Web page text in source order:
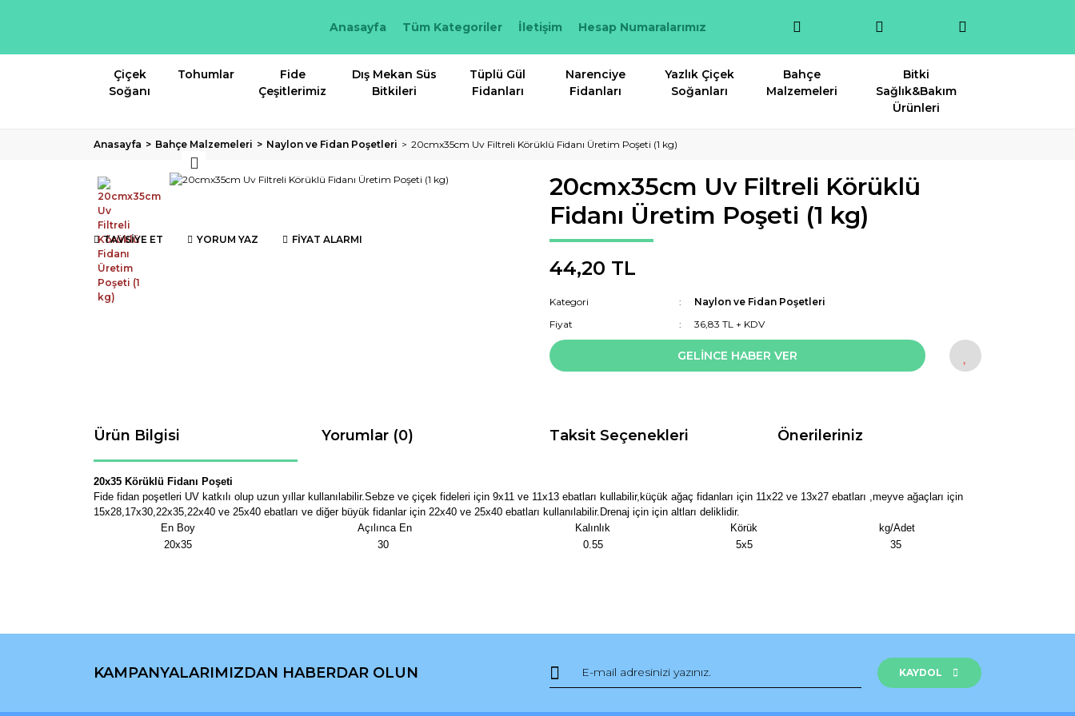
Anasayfa Tüm Kategoriler İletişim Hesap Numaralarımız
Çiçek
Soğanı
Tohumlar
Fide
Çeşitlerimiz
Dış Mekan Süs
Bitkileri
Tüplü Gül
Fidanları
Narenciye
Fidanları
Yazlık Çiçek
Soğanları
Bahçe
Malzemeleri
Bitki
Sağlık&Bakım
Ürünleri
Anasayfa Bahçe Malzemeleri Naylon ve Fidan Poşetleri 20cmx35cm Uv Filtreli Körüklü Fidanı Üretim Poşeti (1 kg)
TAVSİYE ET YORUM YAZ FİYAT ALARMI
20cmx35cm Uv Filtreli Körüklü
Fidanı Üretim Poşeti (1 kg)
44,20 TL
Kategori
Naylon ve Fidan Poşetleri
Fiyat
36,83 TL + KDV
GELİNCE HABER VER
Ürün Bilgisi Yorumlar (0) Taksit Seçenekleri Önerileriniz
20x35 Körüklü Fidanı Poşeti
Fide fidan poşetleri UV katkılı olup uzun yıllar kullanılabilir.Sebze ve çiçek fideleri için 9x11 ve 11x13 ebatları kullabilir,küçük ağaç fidanları için 11x22 ve 13x27 ebatları ,meyve ağaçları için
15x28,17x30,22x35,22x40 ve 25x40 ebatları ve diğer büyük fidanlar için 22x40 ve 25x40 ebatları kullanılabilir.Drenaj için için altları deliklidir.
En Boy
Açılınca En Kalınlık Körük
kg/Adet
20x35
30 0.55 5x5 35
Yorum Yaz
Görüş ve önerileriniz için teşekkür ederiz.
Ürün resmi kalitesiz, bozuk veya görüntülenemiyor.
KAMPANYALARIMIZDAN HABERDAR OLUN KAYDOL